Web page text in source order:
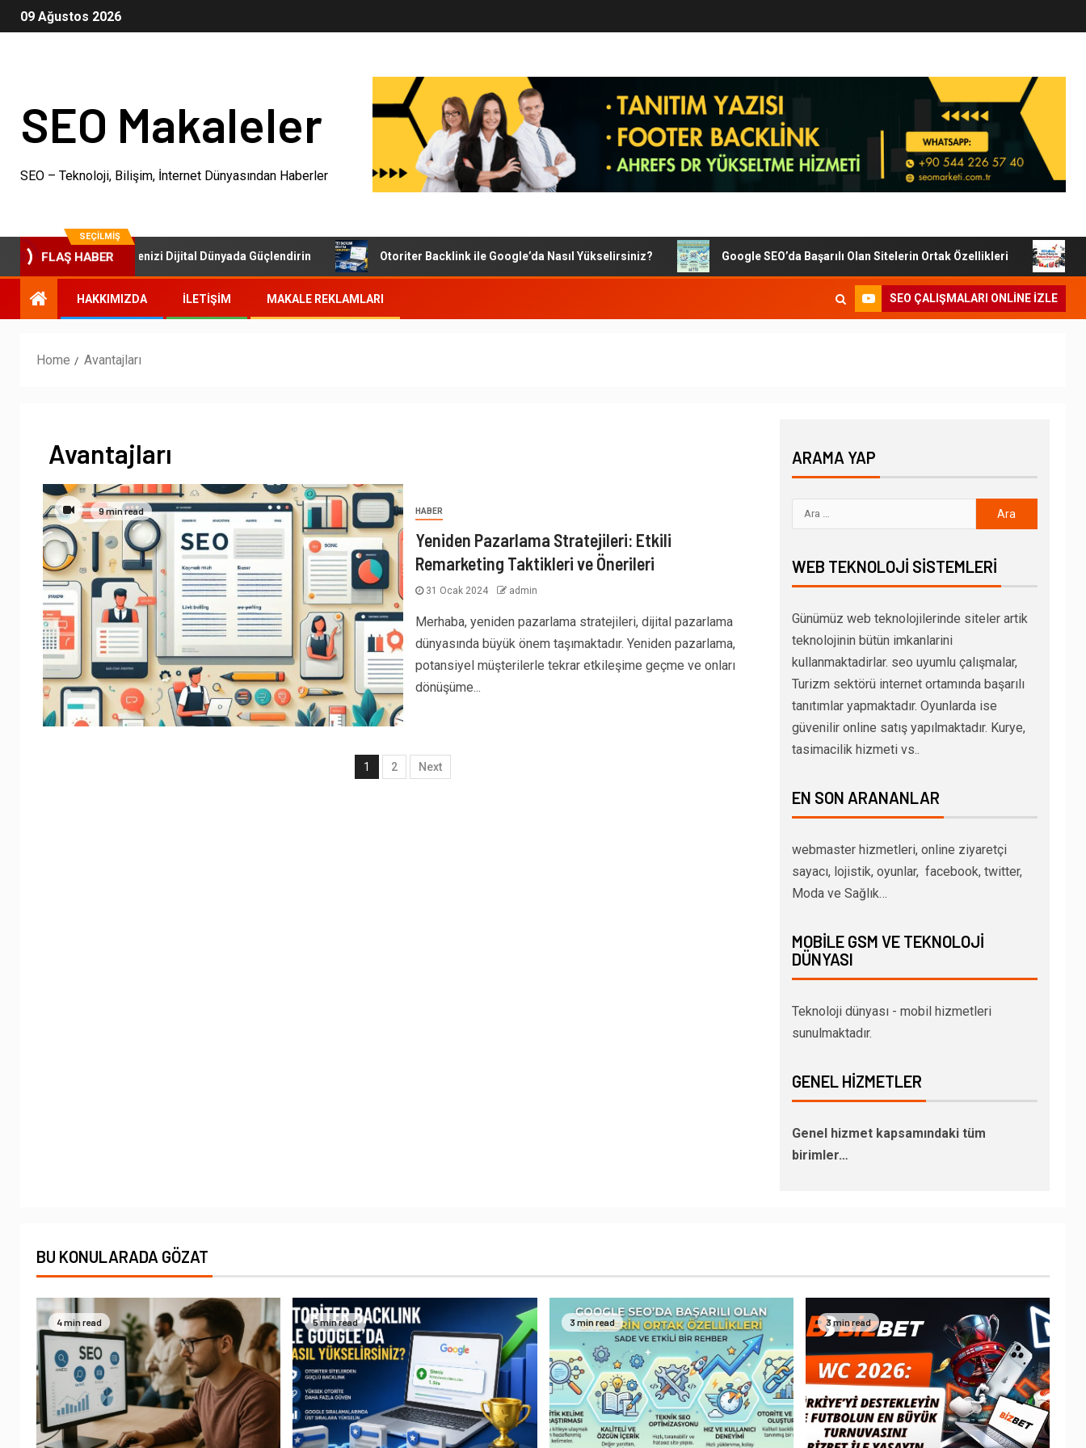
09 Ağustos 2026
SEO Makaleler
SEO – Teknoloji, Bilişim, İnternet Dünyasından Haberler
SEÇILMIŞ
FLAŞ HABER
SEO Paketleri: İşletmenizi Dijital Dünyada Güçlendirin Otoriter Backlink ile Google’da Nasıl Yükselirsiniz? Google SEO’da Başarılı Olan Sitelerin Ortak Özellikleri Dijital
HAKKIMIZDA İLETIŞIM MAKALE REKLAMLARI SEO ÇALIŞMALARI ONLINE IZLE
Home Avantajları
Avantajları
9 min read HABER
Yeniden Pazarlama Stratejileri: Etkili
Remarketing Taktikleri ve Önerileri
31 Ocak 2024 admin
Merhaba, yeniden pazarlama stratejileri, dijital pazarlama
dünyasında büyük önem taşımaktadır. Yeniden pazarlama,
potansiyel müşterilerle tekrar etkileşime geçme ve onları
dönüşüme...
1 2 Next
ARAMA YAP
WEB TEKNOLOJI SISTEMLERI
Günümüz web teknolojilerinde siteler artik
teknolojinin bütün imkanlarini
kullanmaktadirlar. seo uyumlu çalışmalar,
Turizm sektörü internet ortamında başarılı
tanıtımlar yapmaktadır. Oyunlarda ise
güvenilir online satış yapılmaktadır. Kurye,
tasimacilik hizmeti vs..
EN SON ARANANLAR
webmaster hizmetleri, online ziyaretçi
sayacı, lojistik, oyunlar, facebook, twitter,
Moda ve Sağlık…
MOBILE GSM VE TEKNOLOJI
DÜNYASI
Teknoloji dünyası - mobil hizmetleri
sunulmaktadır.
GENEL HIZMETLER
Genel hizmet kapsamındaki tüm
birimler…
BU KONULARADA GÖZAT
4 min read 5 min read 3 min read 3 min read